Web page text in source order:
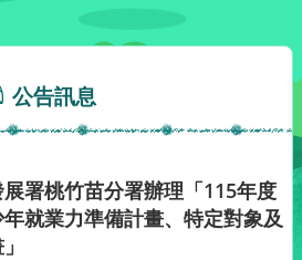
公告訊息
署桃竹苗分署辦理「115年度
就業力準備計畫、特定對象及